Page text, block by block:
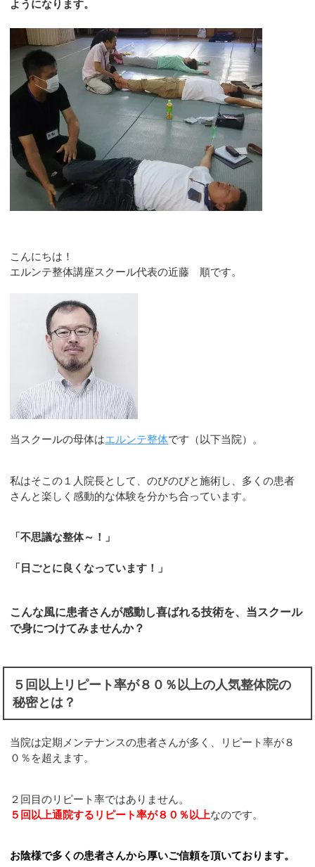
ようになります。
こんにちは！
エルンテ整体講座スクール代表の近藤 順です。
当スクールの母体はエルンテ整体です（以下当院）。
私はそこの１人院長として、のびのびと施術し、多くの患者
さんと楽しく感動的な体験を分かち合っています。
「不思議な整体～！」
「日ごとに良くなっています！」
こんな風に患者さんが感動し喜ばれる技術を、当スクール
で身につけてみませんか？
５回以上リピート率が８０％以上の人気整体院の
秘密とは？
当院は定期メンテナンスの患者さんが多く、リピート率が８
０％を超えます。
２回目のリピート率ではありません。
５回以上通院するリピート率が８０％以上なのです。
お陰様で多くの患者さんから厚いご信頼を頂いております。